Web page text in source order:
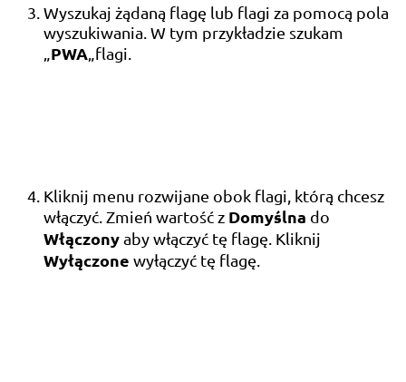
Wyszukaj żądaną flagę lub flagi za pomocą pola
wyszukiwania. W tym przykładzie szukam
„PWA„flagi.
Kliknij menu rozwijane obok flagi, którą chcesz
włączyć. Zmień wartość z Domyślna do
Włączonyaby włączyć tę flagę. Kliknij
Wyłączone wyłączyć tę flagę.